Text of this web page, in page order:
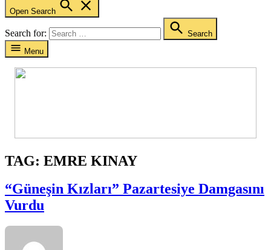
Open Search
Search for:
Search
Menu
TAG: EMRE KINAY
“Güneşin Kızları” Pazartesiye Damgasını
Vurdu